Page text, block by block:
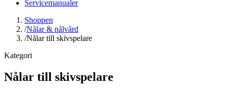
Servicemanualer
Shoppen
/Nålar & nålvård
/Nålar till skivspelare
Kategori
Nålar till skivspelare